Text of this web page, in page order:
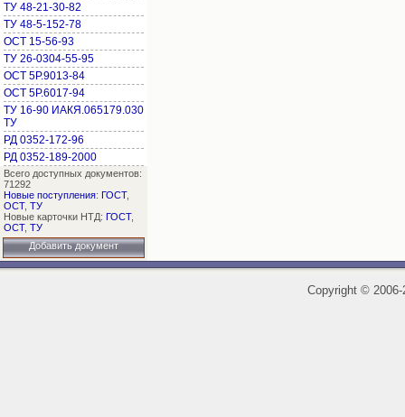
ТУ 48-21-30-82
ТУ 48-5-152-78
ОСТ 15-56-93
ТУ 26-0304-55-95
ОСТ 5Р.9013-84
ОСТ 5Р.6017-94
ТУ 16-90 ИАКЯ.065179.030
ТУ
РД 0352-172-96
РД 0352-189-2000
Всего доступных документов:
71292
Новые поступления: ГОСТ,
ОСТ, ТУ
Новые карточки НТД: ГОСТ,
ОСТ, ТУ
Добавить документ
Copyright ©